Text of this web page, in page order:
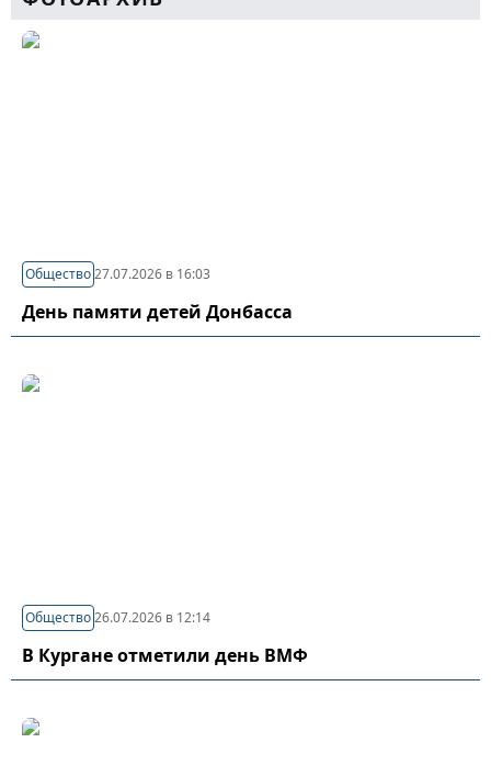
Общество27.07.2026 в 16:03
День памяти детей Донбасса
Общество26.07.2026 в 12:14
В Кургане отметили день ВМФ